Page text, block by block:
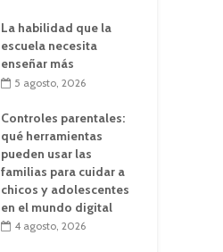
La habilidad que la
escuela necesita
enseñar más
5 agosto, 2026
Controles parentales:
qué herramientas
pueden usar las
familias para cuidar a
chicos y adolescentes
en el mundo digital
4 agosto, 2026